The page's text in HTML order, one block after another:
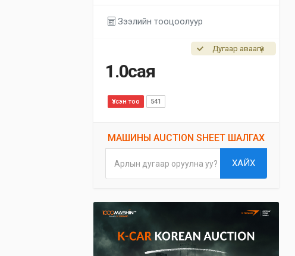
Зээлийн тооцоолуур
1.0сая
Дугаар аваагүй
Үзсэн тоо 541
МАШИНЫ AUCTION SHEET ШАЛГАХ
Арлын дугаар оруулна уу? ХАЙХ